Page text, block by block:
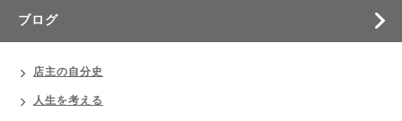
ブログ
店主の自分史
人生を考える